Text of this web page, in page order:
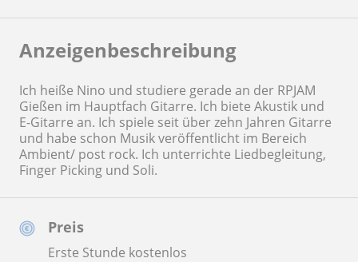
Preis
Erste Stunde kostenlos
Anzeigenbeschreibung
Ich heiße Nino und studiere gerade an der RPJAM
Gießen im Hauptfach Gitarre. Ich biete Akustik und
E-Gitarre an. Ich spiele seit über zehn Jahren Gitarre
und habe schon Musik veröffentlicht im Bereich
Ambient/ post rock. Ich unterrichte Liedbegleitung,
Finger Picking und Soli.